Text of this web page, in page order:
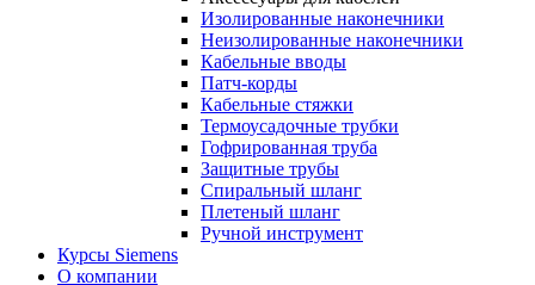
Изолированные наконечники
Неизолированные наконечники
Кабельные вводы
Патч-корды
Кабельные стяжки
Термоусадочные трубки
Гофрированная труба
Защитные трубы
Спиральный шланг
Плетеный шланг
Ручной инструмент
Курсы Siemens
О компании